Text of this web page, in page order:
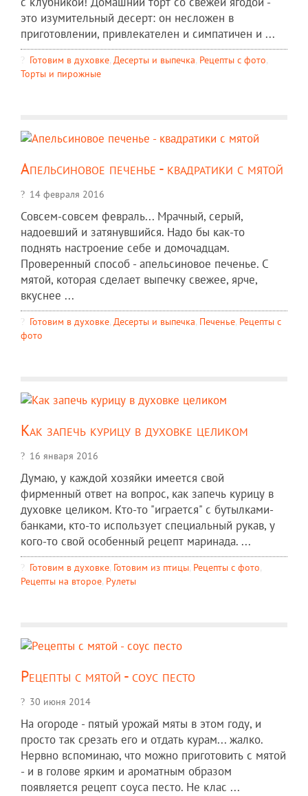
это изумительный десерт: он несложен в
приготовлении, привлекателен и симпатичен и ...
Готовим в духовке, Десерты и выпечка, Рецепты c фото,
Торты и пирожные
Апельсиновое печенье - квадратики с мятой
14 февраля 2016
Совсем-совсем февраль... Мрачный, серый,
надоевший и затянувшийся. Надо бы как-то
поднять настроение себе и домочадцам.
Проверенный способ - апельсиновое печенье. С
мятой, которая сделает выпечку свежее, ярче,
вкуснее ...
Готовим в духовке, Десерты и выпечка, Печенье, Рецепты c
фото
Как запечь курицу в духовке целиком
16 января 2016
Думаю, у каждой хозяйки имеется свой
фирменный ответ на вопрос, как запечь курицу в
духовке целиком. Кто-то "играется" с бутылками-
банками, кто-то использует специальный рукав, у
кого-то свой особенный рецепт маринада. ...
Готовим в духовке, Готовим из птицы, Рецепты c фото,
Рецепты на второе, Рулеты
Рецепты с мятой - соус песто
30 июня 2014
На огороде - пятый урожай мяты в этом году, и
просто так срезать его и отдать курам... жалко.
Нервно вспоминаю, что можно приготовить с мятой
- и в голове ярким и ароматным образом
появляется рецепт соуса песто. Не клас ...